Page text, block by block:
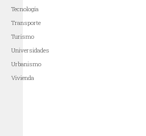
Tecnología
Transporte
Turismo
Universidades
Urbanismo
Vivienda